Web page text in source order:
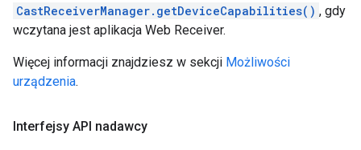
CastReceiverManager.getDeviceCapabilities() , gdy
wczytana jest aplikacja Web Receiver.
Więcej informacji znajdziesz w sekcji Możliwości
urządzenia.
Interfejsy API nadawcy